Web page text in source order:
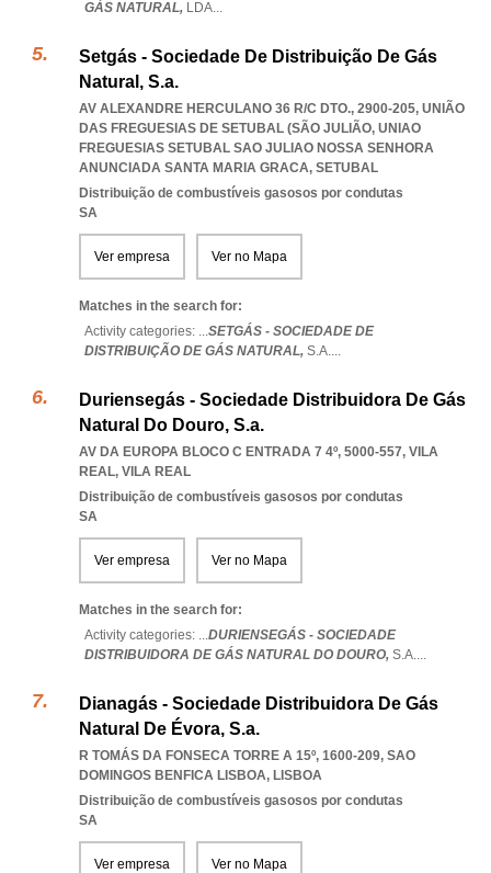
GÁS NATURAL, LDA...
Setgás - Sociedade De Distribuição De Gás
Natural, S.a.
AV ALEXANDRE HERCULANO 36 R/C DTO., 2900-205, UNIÃO
DAS FREGUESIAS DE SETUBAL (SÃO JULIÃO, UNIAO
FREGUESIAS SETUBAL SAO JULIAO NOSSA SENHORA
ANUNCIADA SANTA MARIA GRACA, SETUBAL
Distribuição de combustíveis gasosos por condutas
SA
Ver empresa Ver no Mapa
Matches in the search for:
Activity categories: ...SETGÁS - SOCIEDADE DE
DISTRIBUIÇÃO DE GÁS NATURAL, S.A....
Duriensegás - Sociedade Distribuidora De Gás
Natural Do Douro, S.a.
AV DA EUROPA BLOCO C ENTRADA 7 4º, 5000-557, VILA
REAL, VILA REAL
Distribuição de combustíveis gasosos por condutas
SA
Ver empresa Ver no Mapa
Matches in the search for:
Activity categories: ...DURIENSEGÁS - SOCIEDADE
DISTRIBUIDORA DE GÁS NATURAL DO DOURO, S.A....
Dianagás - Sociedade Distribuidora De Gás
Natural De Évora, S.a.
R TOMÁS DA FONSECA TORRE A 15º, 1600-209, SAO
DOMINGOS BENFICA LISBOA, LISBOA
Distribuição de combustíveis gasosos por condutas
SA
Ver empresa Ver no Mapa